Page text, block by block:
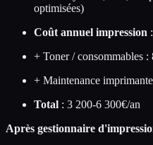
optimisées)
Coût annuel impression
+ Toner / consommables :
+ Maintenance
Total : 3 200-6 300€/an
Après gestionnaire